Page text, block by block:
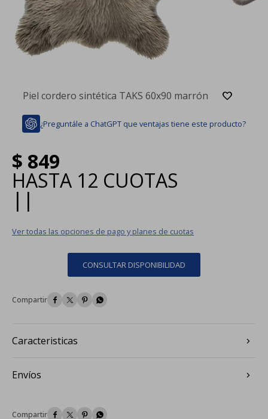
Piel cordero sintética TAKS 60x90 marrón
¿Preguntále a ChatGPT que ventajas tiene este producto?
$ 849
HASTA 12 CUOTAS
| |
Ver todas las opciones de pago y planes de cuotas
CONSULTAR DISPONIBILIDAD
   
Caracteristicas
Envíos
   